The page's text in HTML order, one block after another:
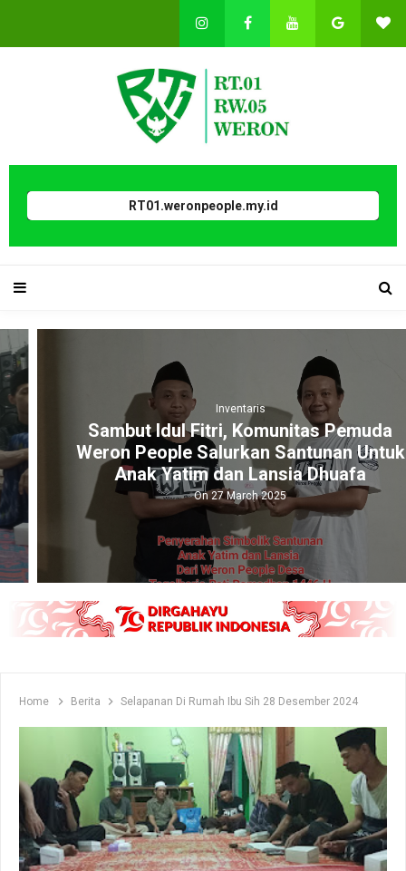
RT01.weronpeople.my.id
Inventaris
Sambut Idul Fitri, Komunitas Pemuda
Weron People Salurkan Santunan Untuk
Anak Yatim dan Lansia Dhuafa
On 27 March 2025
Home Berita Selapanan Di Rumah Ibu Sih 28 Desember 2024